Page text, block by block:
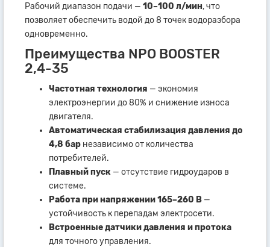
Рабочий диапазон подачи — 10–100 л/мин, что
позволяет обеспечить водой до 8 точек водоразбора
одновременно.
Преимущества NPO BOOSTER
2,4-35
Частотная технология — экономия
электроэнергии до 80% и снижение износа
двигателя.
Автоматическая стабилизация давления до
4,8 бар независимо от количества
потребителей.
Плавный пуск — отсутствие гидроударов в
системе.
Работа при напряжении 165–260 В —
устойчивость к перепадам электросети.
Встроенные датчики давления и протока
для точного управления.